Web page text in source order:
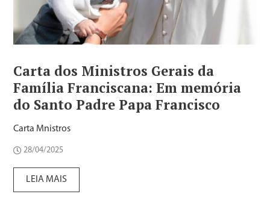
Carta dos Ministros Gerais da
Família Franciscana: Em memória
do Santo Padre Papa Francisco
Carta Mnistros
28/04/2025
LEIA MAIS